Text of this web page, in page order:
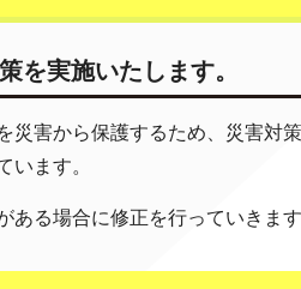
を実施いたします。
災害から保護するため、災害対
います。
る場合に修正を行っていきます